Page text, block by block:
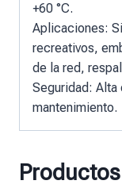
+60 °C.
Aplicaciones:
recreativos,
de la red,
Seguridad:
mantenimiento.